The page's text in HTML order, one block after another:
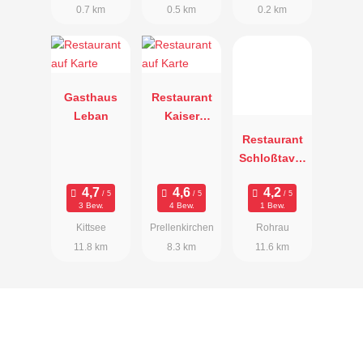
0.7 km
0.5 km
0.2 km
Gasthaus
Leban
3 Bew.
Kittsee
11.8 km
Restaurant
Kaiser
4 Bew.
Prellenkirchen
8.3 km
Restaurant
Schloßtaver
1 Bew.
Rohrau
11.6 km